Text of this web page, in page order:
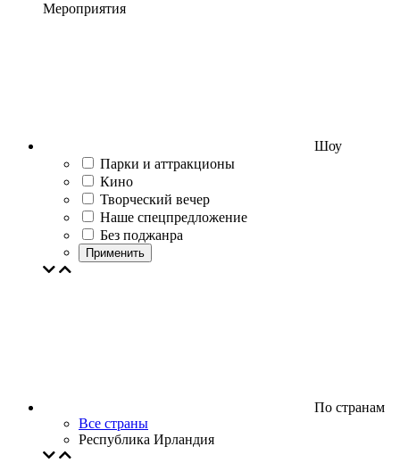
Мероприятия
Шоу
Парки и аттракционы
Кино
Творческий вечер
Наше спецпредложение
Без поджанра
Применить
По странам
Все страны
Республика Ирландия